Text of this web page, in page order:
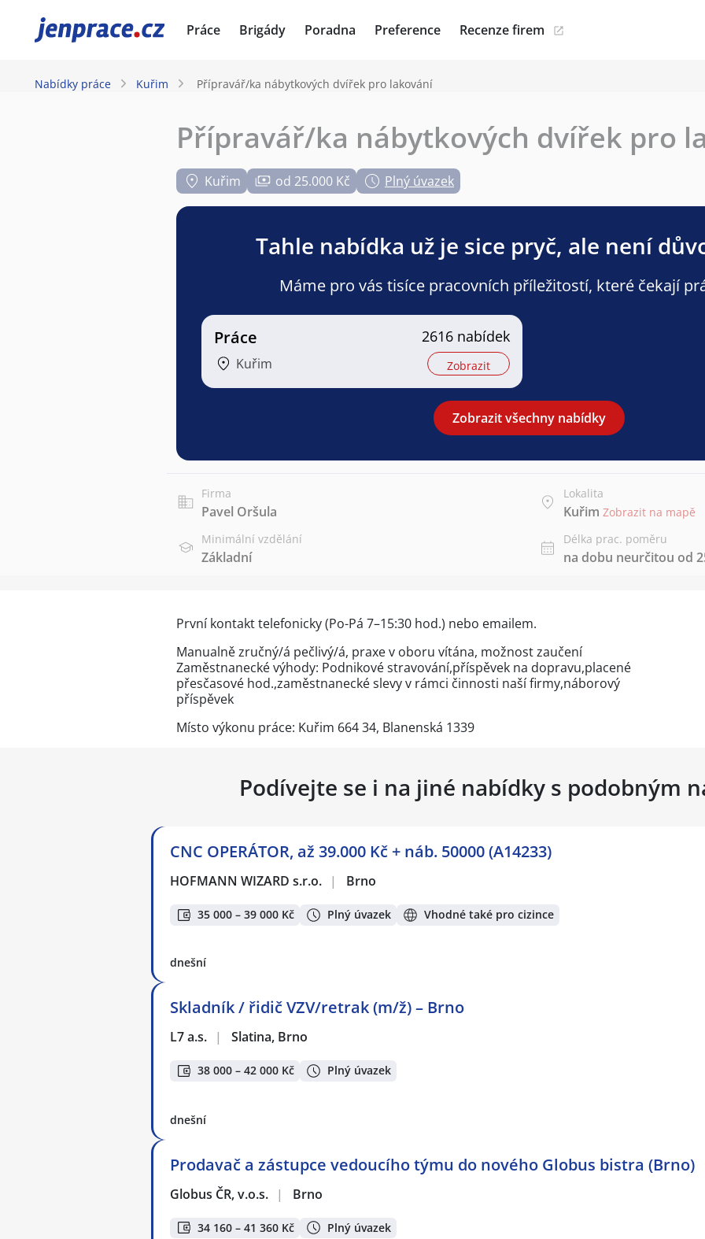
JenPráce.cz Práce Brigády Poradna Preference Recenze firem
Nabídky práce Kuřim Přípravář/ka nábytkových dvířek pro lakování
Přípravář/ka nábytkových dvířek pro
Kuřim od 25.000 Kč Plný úvazek
Tahle nabídka už je sice pryč, ale není
Máme pro vás tisíce pracovních příležitostí, které čekají
Práce
Kuřim
2616 nabídek
Zobrazit
Zobrazit všechny nabídky
Firma
Pavel Oršula
Lokalita
Kuřim Zobrazit na mapě
Minimální vzdělání
Základní
Délka prac. poměru
na dobu neurčitou od
První kontakt telefonicky (Po-Pá 7–15:30 hod.) nebo emailem.
Manualně zručný/á pečlivý/á, praxe v oboru vítána, možnost zaučení
Zaměstnanecké výhody: Podnikové stravování,příspěvek na dopravu,placené
přesčasové hod.,zaměstnanecké slevy v rámci činnosti naší firmy,náborový
příspěvek
Místo výkonu práce: Kuřim 664 34, Blanenská 1339
Podívejte se i na jiné nabídky s podobným
CNC OPERÁTOR, až 39.000 Kč + náb. 50000 (A14233)
HOFMANN WIZARD s.r.o. | Brno
35 000 – 39 000 Kč Plný úvazek Vhodné také pro cizince
dnešní
Skladník / řidič VZV/retrak (m/ž) – Brno
L7 a.s. | Slatina, Brno
38 000 – 42 000 Kč Plný úvazek
dnešní
Prodavač a zástupce vedoucího týmu do nového Globus bistra (Brno)
Globus ČR, v.o.s. | Brno
34 160 – 41 360 Kč Plný úvazek